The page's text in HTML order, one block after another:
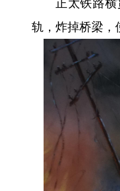
正太铁路
轨，炸掉桥梁，